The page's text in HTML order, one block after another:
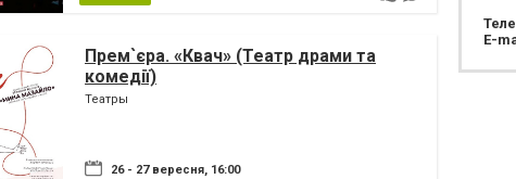
Прем`єра. «Квач» (Театр драми та
комедії)
Театры
26 - 27 вересня, 16:00
E-